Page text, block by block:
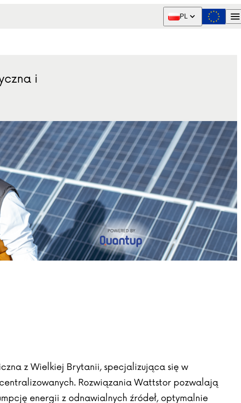
PL
i
z Wielkiej Brytanii, specjalizująca się w
Rozwiązania Wattstor pozwalają
energii z odnawialnych źródeł, optymalnie